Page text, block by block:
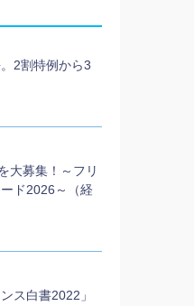
2割特例から3
大募集！～フリ
ド2026～（経
ス白書2022」